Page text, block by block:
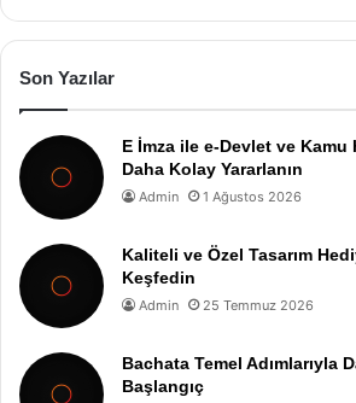
Son Yazılar
E İmza ile e-Devlet ve Kamu
Daha Kolay Yararlanın
Admin 1 Ağustos 2026
Kaliteli ve Özel Tasarım
Keşfedin
Admin 25 Temmuz 2026
Bachata Temel Adımlarıyla
Başlangıç